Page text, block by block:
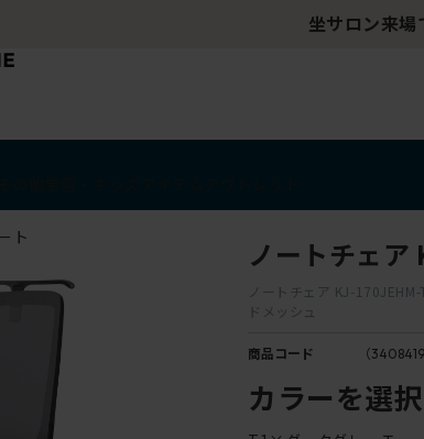
坐サロン来場で限定ク
ト ノートチェ
ノートチェア KJ-
ドメッシュ
商品コード （
カラーを選択